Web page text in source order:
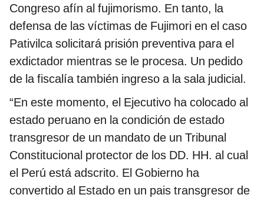
Congreso afín al fujimorismo. En tanto, la
defensa de las víctimas de Fujimori en el caso
Pativilca solicitará prisión preventiva para el
exdictador mientras se le procesa. Un pedido
de la fiscalía también ingreso a la sala judicial.
“En este momento, el Ejecutivo ha colocado al
estado peruano en la condición de estado
transgresor de un mandato de un Tribunal
Constitucional protector de los DD. HH. al cual
el Perú está adscrito. El Gobierno ha
convertido al Estado en un pais transgresor de